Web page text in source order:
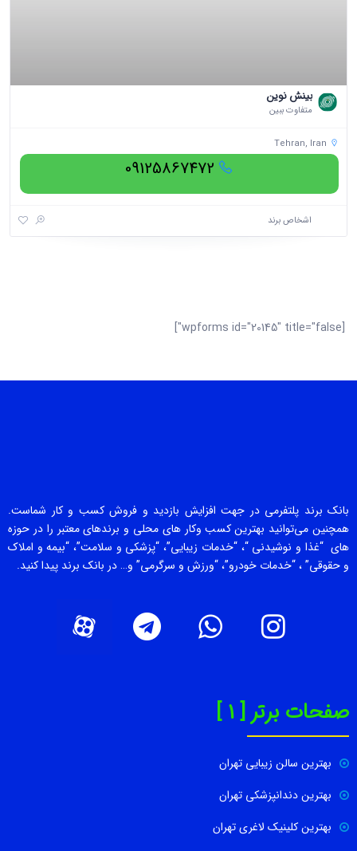
بینش نوین
متفاوت ببین
Tehran, Iran
09125867472
اشخاص برند
[wpforms id="20145" title="false"]
بانک برند پلتفرمی در جهت افزایش بازدید و فروش کسب و کار شماست.
همچنین می‌توانید بهترین کسب وکار های محلی و برندهای معتبر را در حوزه
های “غذا و نوشیدنی “، “خدمات زیبایی”، “پزشکی و سلامت”، “بیمه و املاک
و حقوقی” ، “خدمات خودرو”، “ورزش و سرگرمی” و… در بانک برند پیدا کنید.
صفحات برتر [ 1 ]
بهترین سالن زیبایی تهران
بهترین دندانپزشکی تهران
بهترین کلینیک لاغری تهران